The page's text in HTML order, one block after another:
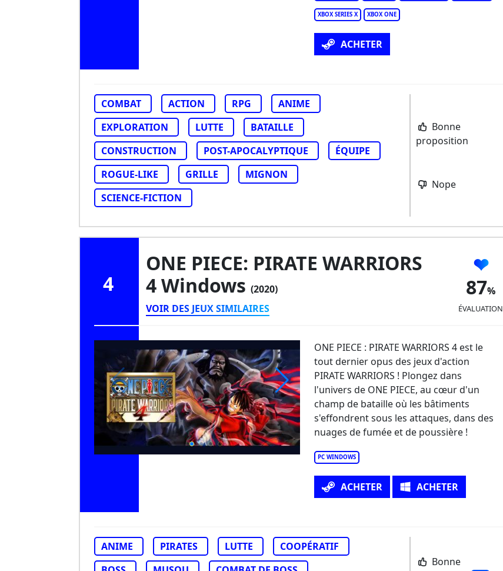
XBOX SERIES X XBOX ONE
ACHETER
COMBAT ACTION RPG
ANIME
EXPLORATION
LUTTE
BATAILLE
CONSTRUCTION
POST-APOCALYPTIQUE
ÉQUIPE
ROGUE-LIKE
GRILLE
MIGNON
SCIENCE-FICTION
Bonne
proposition
Nope
4
ONE PIECE: PIRATE WARRIORS
4 Windows (2020)
VOIR DES JEUX SIMILAIRES
87
ÉVALUATION
PC WINDOWS
ONE PIECE : PIRATE WARRIORS 4 est le
tout dernier opus des jeux d'action
PIRATE WARRIORS ! Plongez dans
l'univers de ONE PIECE, au cœur d'un
champ de bataille où les bâtiments
s'effondrent sous les attaques, dans des
nuages de fumée et de poussière !
ACHETER ACHETER
ANIME PIRATES LUTTE
COOPÉRATIF
Bonne